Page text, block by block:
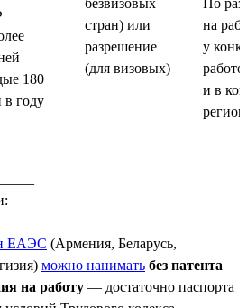
180
в году
стран) или
разрешение
(для визовых)
на
у
и в
ЕАЭС (Армения, Беларусь,
можно нанимать без патента
на работу — достаточно паспорта